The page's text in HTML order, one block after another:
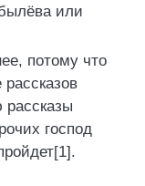
или
потому что
господ